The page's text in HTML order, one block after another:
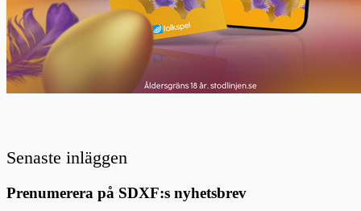
Senaste inläggen
Prenumerera på SDXF:s nyhetsbrev